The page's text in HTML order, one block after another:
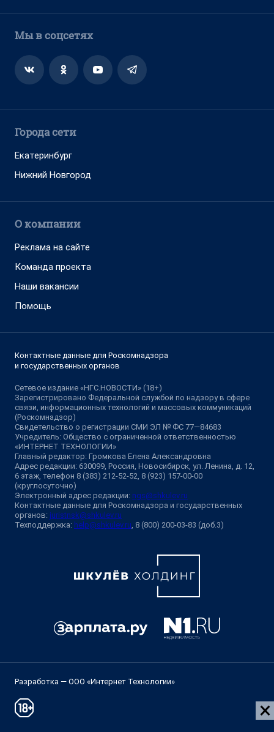
Мы в соцсетях
Города сети
Екатеринбург
Нижний Новгород
О компании
Реклама на сайте
Команда проекта
Наши вакансии
Помощь
Контактные данные для Роскомнадзора
и государственных органов
Сетевое издание «НГС.НОВОСТИ» (18+)
Зарегистрировано Федеральной службой по надзору в сфере
связи, информационных технологий и массовых коммуникаций
(Роскомнадзор)
Свидетельство о регистрации СМИ ЭЛ № ФС 77—84683
Учредитель: Общество с ограниченной ответственностью
«ИНТЕРНЕТ ТЕХНОЛОГИИ»
Главный редактор: Громкова Елена Александровна
Адрес редакции: 630099, Россия, Новосибирск, ул. Ленина, д. 12,
6 этаж, телефон 8 (383) 212-52-52, 8 (923) 157-00-00
(круглосуточно)
Электронный адрес редакции: ngs@shkulev.ru
Контактные данные для Роскомнадзора и государственных
органов: juristnsk@shkulev.ru
Техподдержка: help@shkulev.ru , 8 (800) 200-03-83 (доб.3)
Разработка — ООО «Интернет Технологии»